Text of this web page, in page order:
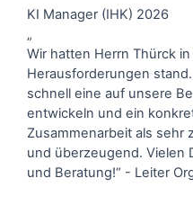
KI Manager (IHK) 2026
„
Wir hatten Herrn Thürck
Herausforderungen
schnell eine auf unsere
entwickeln und ein
Zusammenarbeit als
und überzeugend. Vielen
und Beratung!“ - Leiter